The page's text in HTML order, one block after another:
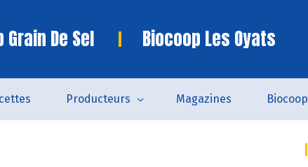
Grain De Sel Biocoop Les Oyats
Producteurs Magazines Biocoop